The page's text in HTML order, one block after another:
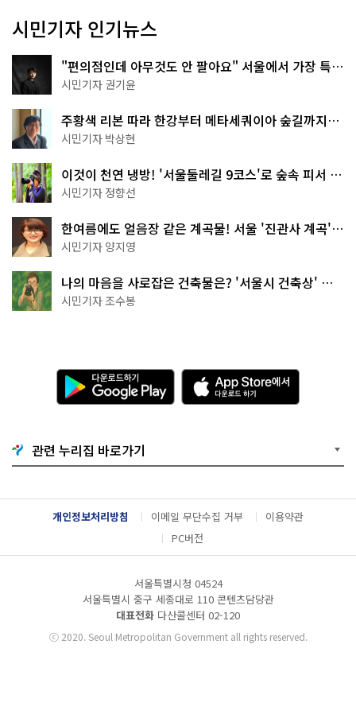
시민기자 인기뉴스
"편의점인데 아무것도 안 팔아요" 서울에서 가장 특별
한 편의점의 정체
시민기자 권기윤
주황색 리본 따라 한강부터 메타세쿼이아 숲길까지…
서울둘레길 15코스
시민기자 박상현
이것이 천연 냉방! '서울둘레길 9코스'로 숲속 피서 떠
나볼까
시민기자 정향선
한여름에도 얼음장 같은 계곡물! 서울 '진관사 계곡'이
천국이네~
시민기자 양지영
나의 마음을 사로잡은 건축물은? '서울시 건축상' 수
상작 공개!
시민기자 조수봉
다
운
로
기
G
o
g
l
e
A
p
p
e
서
다
운
관련 누리집 바로가기
개인정보처리방침 이메일 무단수집 거부
이용약관
PC버전
서울특별시청 04524
서울특별시 중구 세종대로 110 콘텐츠담당관
대표전화 다산콜센터 02-120
ⓒ2020. Seoul Metropolitan Government all rights reserved.